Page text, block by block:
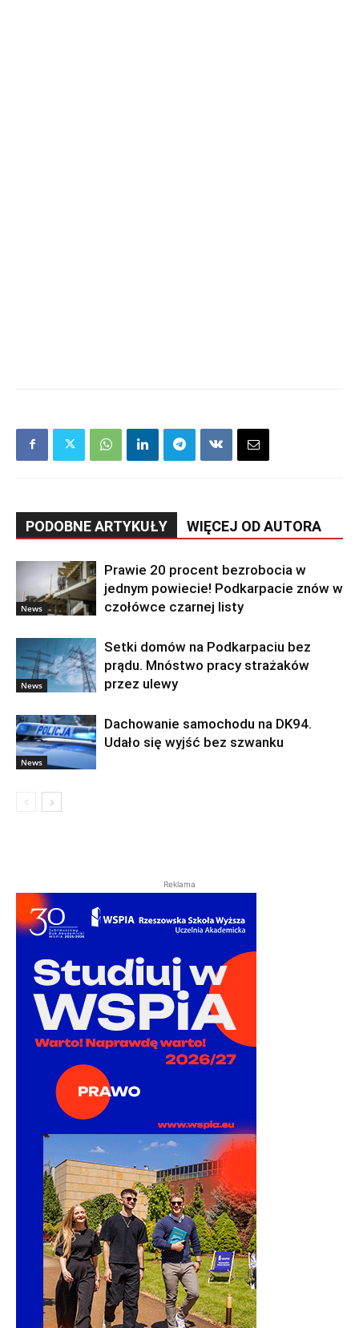
PODOBNE ARTYKUŁY WIĘCEJ OD AUTORA
News
Prawie 20 procent bezrobocia w
jednym powiecie! Podkarpacie znów w
czołówce czarnej listy
News
Setki domów na Podkarpaciu bez
prądu. Mnóstwo pracy strażaków
przez ulewy
News
Dachowanie samochodu na DK94.
Udało się wyjść bez szwanku
Reklama